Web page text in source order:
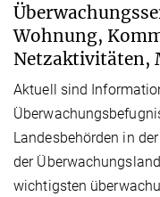
Wohnung,
Netzaktivitäten,
Aktuell sind
Landesbehörden in
der
wichtigsten